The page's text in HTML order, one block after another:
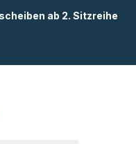
ab 2. Sitzreihe